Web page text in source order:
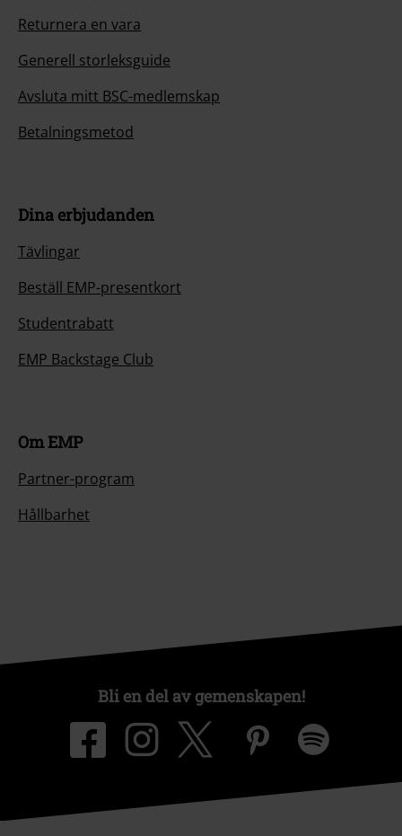
Returnera en vara
Generell storleksguide
Avsluta mitt BSC-medlemskap
Betalningsmetod
Dina erbjudanden
Tävlingar
Beställ EMP-presentkort
Studentrabatt
EMP Backstage Club
Om EMP
Partner-program
Hållbarhet
Bli en del av gemenskapen!